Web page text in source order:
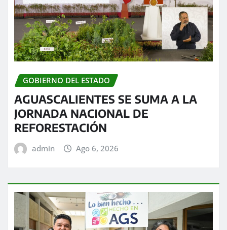
GOBIERNO DEL ESTADO
AGUASCALIENTES SE SUMA A LA
JORNADA NACIONAL DE
REFORESTACIÓN
admin Ago 6, 2026